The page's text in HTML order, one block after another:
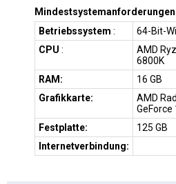
Betriebssystem :
64-Bit-
CPU :
AMD
6800K
RAM:
16 GB
Grafikkarte:
AMD
GeForce
Festplatte:
125 GB
Internetverbindung: